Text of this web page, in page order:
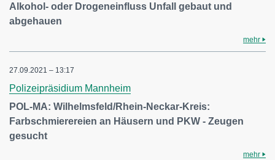
Alkohol- oder Drogeneinfluss Unfall gebaut und
abgehauen
mehr
27.09.2021 – 13:17
Polizeipräsidium Mannheim
POL-MA: Wilhelmsfeld/Rhein-Neckar-Kreis:
Farbschmierereien an Häusern und PKW - Zeugen
gesucht
mehr